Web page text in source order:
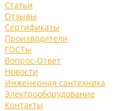
Статьи
Отзывы
Сертификаты
Производители
ГОСТы
Вопрос-Ответ
Новости
Инженерная сантехника
Электрооборудование
Контакты